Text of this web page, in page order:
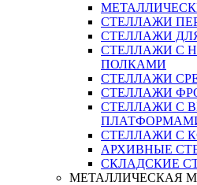
СТЕЛЛАЖИ
СТЕЛЛАЖИ
СТЕЛЛАЖИ С
ПОЛКАМИ
СТЕЛЛАЖИ
СТЕЛЛАЖИ
СТЕЛЛАЖИ С
СТЕЛЛАЖИ С
АРХИВНЫЕ
СКЛАДСКИЕ
МЕТАЛЛИЧЕСКАЯ